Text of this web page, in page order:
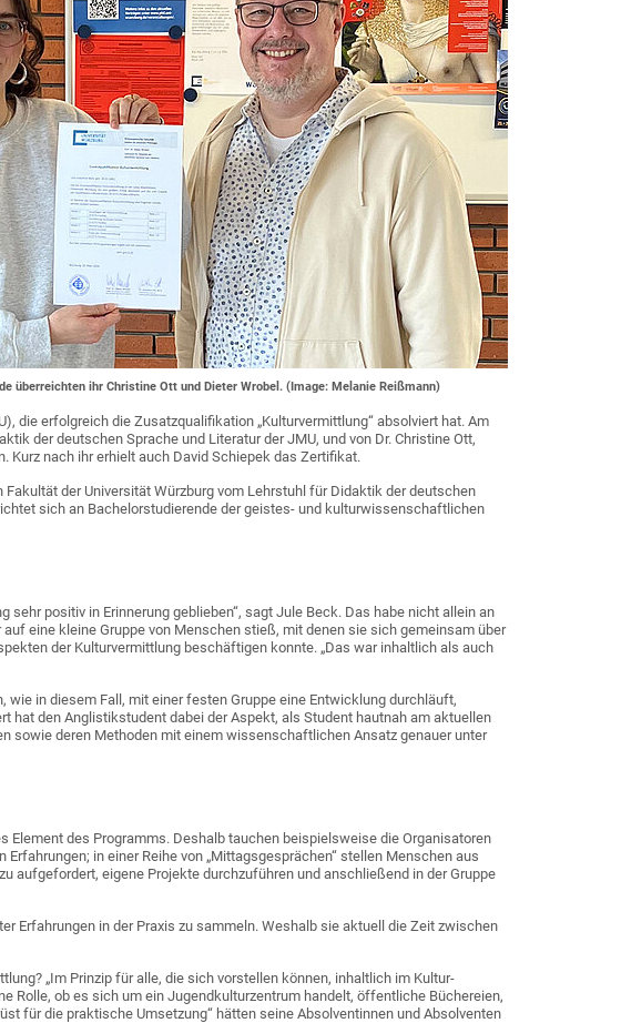
ihr Christine Ott und Dieter Wrobel. (Image: Melanie Reißmann)
die erfolgreich die Zusatzqualifikation „Kulturvermittlung“ absolviert hat. Am
der deutschen Sprache und Literatur der JMU, und von Dr. Christine Ott,
nach ihr erhielt auch David Schiepek das Zertifikat.
der Universität Würzburg vom Lehrstuhl für Didaktik der deutschen
sich an Bachelorstudierende der geistes- und kulturwissenschaftlichen
positiv in Erinnerung geblieben“, sagt Jule Beck. Das habe nicht allein an
eine kleine Gruppe von Menschen stieß, mit denen sie sich gemeinsam über
der Kulturvermittlung beschäftigen konnte. „Das war inhaltlich als auch
wie in diesem Fall, mit einer festen Gruppe eine Entwicklung durchläuft,
hat den Anglistikstudent dabei der Aspekt, als Student hautnah am aktuellen
sowie deren Methoden mit einem wissenschaftlichen Ansatz genauer unter
des Programms. Deshalb tauchen beispielsweise die Organisatoren
in einer Reihe von „Mittagsgesprächen“ stellen Menschen aus
aufgefordert, eigene Projekte durchzuführen und anschließend in der Gruppe
Erfahrungen in der Praxis zu sammeln. Weshalb sie aktuell die Zeit zwischen
„Im Prinzip für alle, die sich vorstellen können, inhaltlich im Kultur-
Rolle, ob es sich um ein Jugendkulturzentrum handelt, öffentliche Büchereien,
für die praktische Umsetzung“ hätten seine Absolventinnen und Absolventen